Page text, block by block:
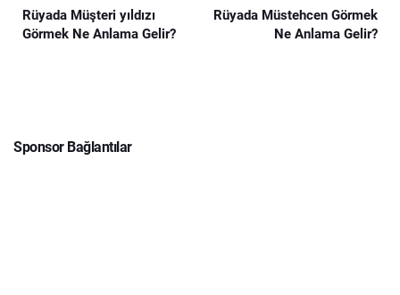
Rüyada Müşteri yıldızı
Görmek Ne Anlama Gelir?
Rüyada Müstehcen Görmek
Ne Anlama Gelir?
Sponsor Bağlantılar